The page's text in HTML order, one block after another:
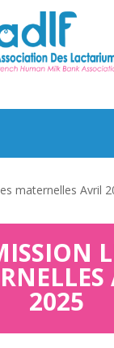
maternelles Avril
2025